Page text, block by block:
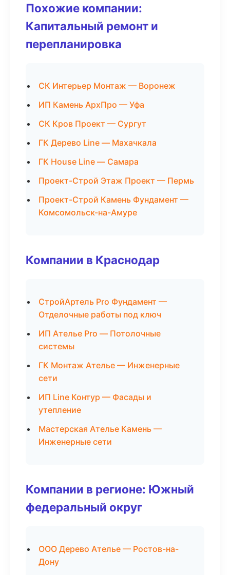
Похожие компании:
Капитальный ремонт и
перепланировка
СК Интерьер Монтаж — Воронеж
ИП Камень АрхПро — Уфа
СК Кров Проект — Сургут
ГК Дерево Line — Махачкала
ГК House Line — Самара
Проект-Строй Этаж Проект — Пермь
Проект-Строй Камень Фундамент —
Комсомольск-на-Амуре
Компании в Краснодар
СтройАртель Pro Фундамент —
Отделочные работы под ключ
ИП Ателье Pro — Потолочные
системы
ГК Монтаж Ателье — Инженерные
сети
ИП Line Контур — Фасады и
утепление
Мастерская Ателье Камень —
Инженерные сети
Компании в регионе: Южный
федеральный округ
ООО Дерево Ателье — Ростов-на-
Дону